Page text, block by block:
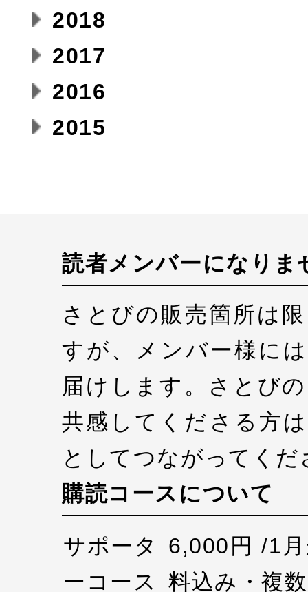
2018
2017
2016
2015
読者メンバーになりま
さとびの販売箇所は
すが、メンバー様に
届けします。さとび
共感してくださる方
としてつながってくだ
購読コースについて
サポータ
ーコース
6,000円 /1
料込み・複